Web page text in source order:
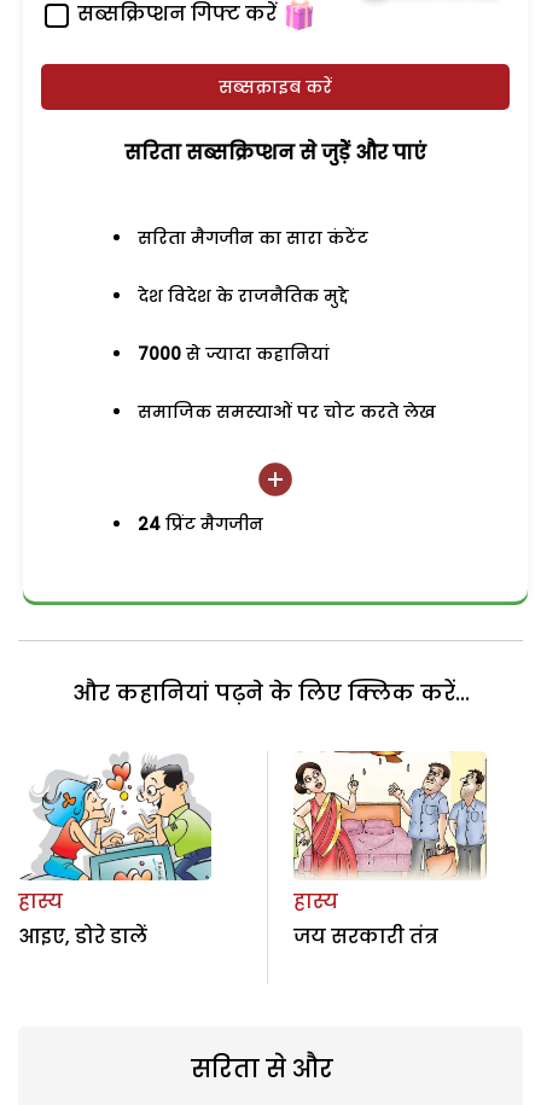
सब्सक्रिप्शन गिफ्ट करें
सब्सक्राइब करें
सरिता सब्सक्रिप्शन से जुड़ेें और पाएं
सरिता मैगजीन का सारा कंटेंट
देश विदेश के राजनैतिक मुद्दे
7000 से ज्यादा कहानियां
समाजिक समस्याओं पर चोट करते लेख
24 प्रिंट मैगजीन
और कहानियां पढ़ने के लिए क्लिक करें...
हास्य
आइए, डोरे डालें
हास्य
जय सरकारी तंत्र
सरिता से और